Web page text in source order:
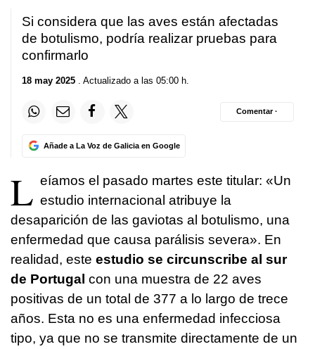
Si considera que las aves están afectadas
de botulismo, podría realizar pruebas para
confirmarlo
18 may 2025 . Actualizado a las 05:00 h.
Añade a La Voz de Galicia en Google
Comentar ·
L eíamos el pasado martes este titular: «Un
estudio internacional atribuye la
desaparición de las gaviotas al botulismo, una
enfermedad que causa parálisis severa». En
realidad, este estudio se circunscribe al sur
de Portugal con una muestra de 22 aves
positivas de un total de 377 a lo largo de trece
años. Esta no es una enfermedad infecciosa
tipo, ya que no se transmite directamente de un